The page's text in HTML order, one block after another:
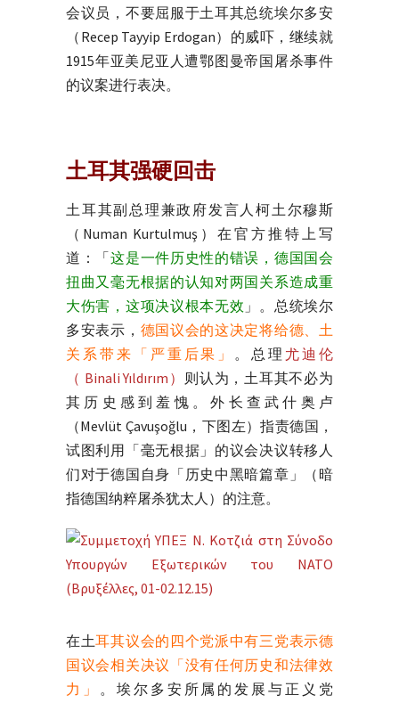
会议员，不要屈服于土耳其总统埃尔多安
（Recep Tayyip Erdogan）的威吓，继续就
1915年亚美尼亚人遭鄂图曼帝国屠杀事件
的议案进行表决。
土耳其强硬回击
土耳其副总理兼政府发言人柯土尔穆斯
（Numan Kurtulmuş）在官方推特上写
道：「这是一件历史性的错误，德国国会
扭曲又毫无根据的认知对两国关系造成重
大伤害，这项决议根本无效 」。总统埃尔
多安表示， 德国议会的这决定将给德、土
关系带来「严重后果」 。总理 尤迪伦
（ Binali Yıldırım）
则认为，土耳其不必为
其历史感到羞愧。外长查武什奥卢
（Mevlüt Çavuşoğlu，下图左）指责德国，
试图利用「毫无根据」的议会决议转移人
们对于德国自身「历史中黑暗篇章」（暗
指德国纳粹屠杀犹太人）的注意。
在土耳其议会的四个党派中有三党表示德
国议会相关决议「没有任何历史和法律效
力」 。埃尔多安所属的发展与正义党